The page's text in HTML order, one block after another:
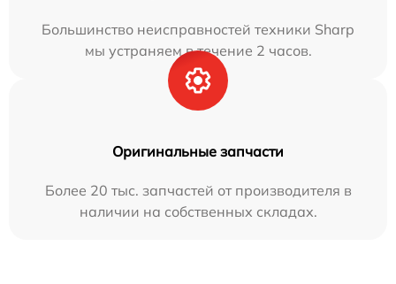
Большинство неисправностей техники Sharp
мы устраняем в течение 2 часов.
Оригинальные запчасти
Более 20 тыс. запчастей от производителя в
наличии на собственных складах.